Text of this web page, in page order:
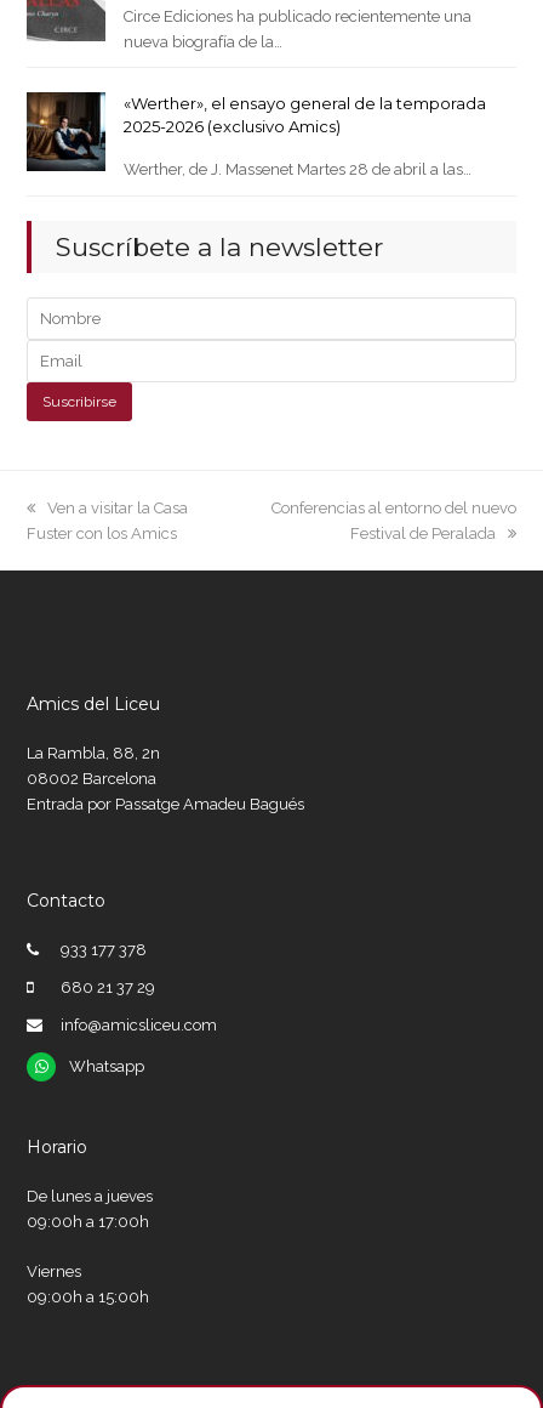
Circe Ediciones ha publicado recientemente una
nueva biografía de la…
«Werther», el ensayo general de la temporada
2025-2026 (exclusivo Amics)
Werther, de J. Massenet Martes 28 de abril a las…
Suscríbete a la newsletter
previous
post:
Ven a visitar la Casa
Fuster con los Amics
next
Conferencias al entorno del nuevo
Festival de Peralada
Amics del Liceu
La Rambla, 88, 2n
08002 Barcelona
Entrada por Passatge Amadeu Bagués
Contacto
933 177 378
680 21 37 29
info@amicsliceu.com
Whatsapp
Whatsapp
Horario
De lunes a jueves
09:00h a 17:00h
Viernes
09:00h a 15:00h
Redes sociales